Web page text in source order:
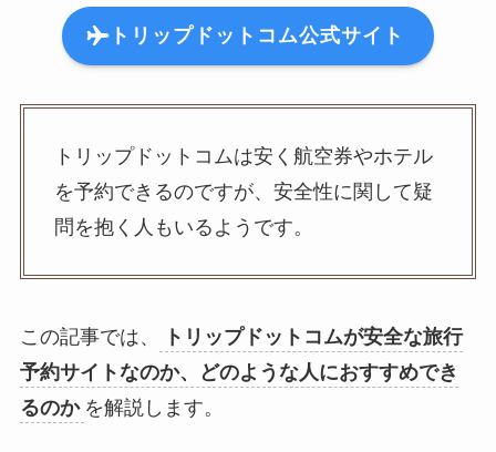
トリップドットコム公式サイト
トリップドットコムは安く航空券やホテル
を予約できるのですが、安全性に関して疑
問を抱く人もいるようです。
この記事では、
トリップドットコムが安全な旅行
予約サイトなのか、どのような人におすすめでき
るのか を解説します。